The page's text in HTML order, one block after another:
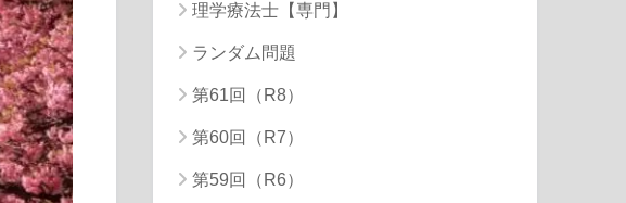
理学療法士【専門】
ランダム問題
第61回（R8）
第60回（R7）
第59回（R6）